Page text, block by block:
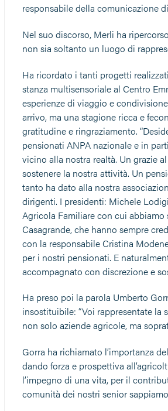
responsabile della comunicazione
Nel suo discorso, Merli ha
non sia soltanto un luogo di
Ha ricordato i tanti progetti
stanza multisensoriale al Centro
esperienze di viaggio e
arrivo, ma una stagione ricca e
gratitudine e ringraziamento.
pensionati ANPA nazionale e in
vicino alla nostra realtà. Un grazie
sostenere la nostra attività. Un
tanto ha dato alla nostra
dirigenti. I presidenti: Michele
Agricola Familiare con cui
Casagrande, che hanno sempre
con la responsabile Cristina
per i nostri pensionati. E
accompagnato con discrezione e
Ha preso poi la parola Umberto
insostituibile: “Voi rappresentate
non solo aziende agricole, ma
Gorra ha richiamato l’importanza
dando forza e prospettiva
l’impegno di una vita, per il
comunità dei nostri senior